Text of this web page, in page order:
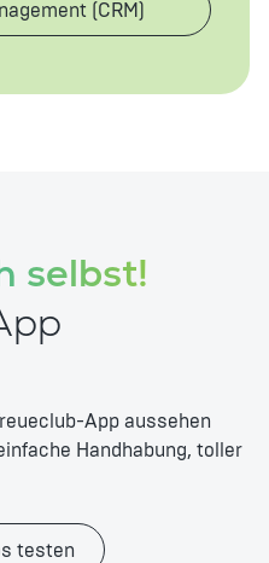
(CRM)
selbst!
App aussehen
Handhabung, toller
testen